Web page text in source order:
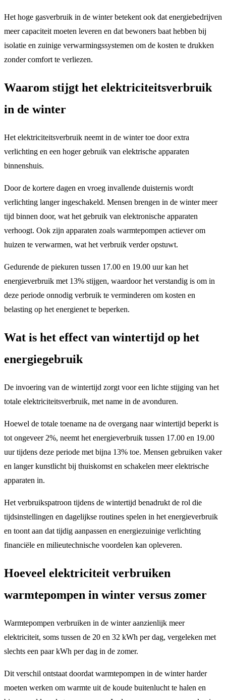
Het hoge gasverbruik in de winter betekent ook dat energiebedrijven
meer capaciteit moeten leveren en dat bewoners baat hebben bij
isolatie en zuinige verwarmingssystemen om de kosten te drukken
zonder comfort te verliezen.
Waarom stijgt het elektriciteitsverbruik
in de winter
Het elektriciteitsverbruik neemt in de winter toe door extra
verlichting en een hoger gebruik van elektrische apparaten
binnenshuis.
Door de kortere dagen en vroeg invallende duisternis wordt
verlichting langer ingeschakeld. Mensen brengen in de winter meer
tijd binnen door, wat het gebruik van elektronische apparaten
verhoogt. Ook zijn apparaten zoals warmtepompen actiever om
huizen te verwarmen, wat het verbruik verder opstuwt.
Gedurende de piekuren tussen 17.00 en 19.00 uur kan het
energieverbruik met 13% stijgen, waardoor het verstandig is om in
deze periode onnodig verbruik te verminderen om kosten en
belasting op het energienet te beperken.
Wat is het effect van wintertijd op het
energiegebruik
De invoering van de wintertijd zorgt voor een lichte stijging van het
totale elektriciteitsverbruik, met name in de avonduren.
Hoewel de totale toename na de overgang naar wintertijd beperkt is
tot ongeveer 2%, neemt het energieverbruik tussen 17.00 en 19.00
uur tijdens deze periode met bijna 13% toe. Mensen gebruiken vaker
en langer kunstlicht bij thuiskomst en schakelen meer elektrische
apparaten in.
Het verbruikspatroon tijdens de wintertijd benadrukt de rol die
tijdsinstellingen en dagelijkse routines spelen in het energieverbruik
en toont aan dat tijdig aanpassen en energiezuinige verlichting
financiële en milieutechnische voordelen kan opleveren.
Hoeveel elektriciteit verbruiken
warmtepompen in winter versus zomer
Warmtepompen verbruiken in de winter aanzienlijk meer
elektriciteit, soms tussen de 20 en 32 kWh per dag, vergeleken met
slechts een paar kWh per dag in de zomer.
Dit verschil ontstaat doordat warmtepompen in de winter harder
moeten werken om warmte uit de koude buitenlucht te halen en